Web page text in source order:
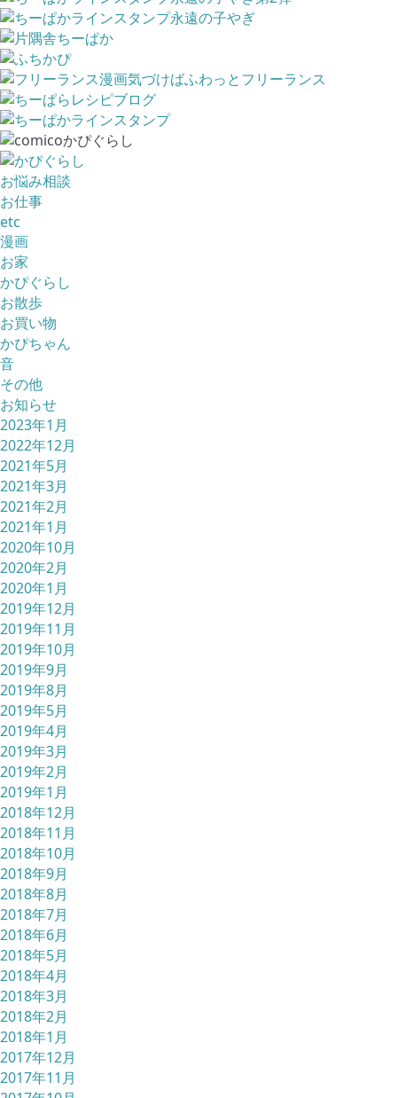
お悩み相談
お仕事
etc
漫画
お家
かぴぐらし
お散歩
お買い物
かぴちゃん
音
その他
お知らせ
2023年1月
2022年12月
2021年5月
2021年3月
2021年2月
2021年1月
2020年10月
2020年2月
2020年1月
2019年12月
2019年11月
2019年10月
2019年9月
2019年8月
2019年5月
2019年4月
2019年3月
2019年2月
2019年1月
2018年12月
2018年11月
2018年10月
2018年9月
2018年8月
2018年7月
2018年6月
2018年5月
2018年4月
2018年3月
2018年2月
2018年1月
2017年12月
2017年11月